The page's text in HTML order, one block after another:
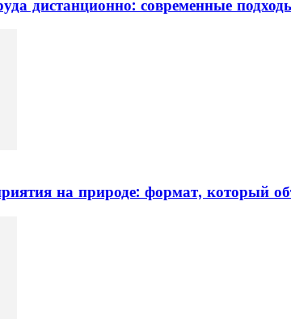
дистанционно: современные
на природе: формат, который